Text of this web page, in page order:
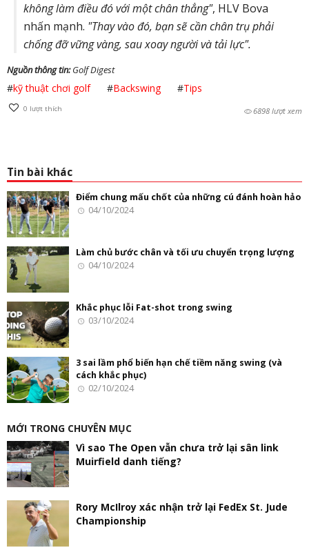
không làm điều đó với một chân thẳng", HLV Bova
nhấn mạnh. "Thay vào đó, bạn sẽ cần chân trụ phải
chống đỡ vững vàng, sau xoay người và tải lực".
Nguồn thông tin:Golf Digest
#kỹ thuật chơi golf #Backswing #Tips
0 lượt thích 6898 lượt xem
Tin bài khác
Điểm chung mấu chốt của những cú đánh hoàn hảo
04/10/2024
Làm chủ bước chân và tối ưu chuyển trọng lượng
04/10/2024
Khắc phục lỗi Fat-shot trong swing
03/10/2024
3 sai lầm phổ biến hạn chế tiềm năng swing (và
cách khắc phục)
02/10/2024
MỚI TRONG CHUYÊN MỤC
Vì sao The Open vẫn chưa trở lại sân link
Muirfield danh tiếng?
Rory McIlroy xác nhận trở lại FedEx St. Jude
Championship